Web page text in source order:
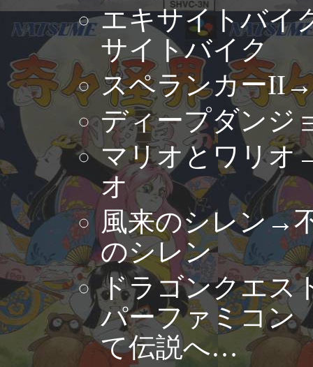
エキサイトバイ
サイトバイク
スペランカー
ディープダンジ
マリオとワリ
オ
風来のシレン→
のシレン
ドラゴンクエス
パーファミコ
て伝説へ…